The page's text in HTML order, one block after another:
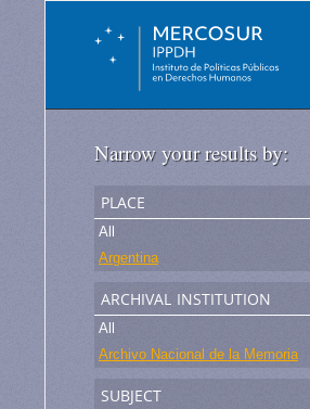
Narrow your results by:
place
All
Argentina
archival institution
All
Archivo Nacional de la Memoria
subject